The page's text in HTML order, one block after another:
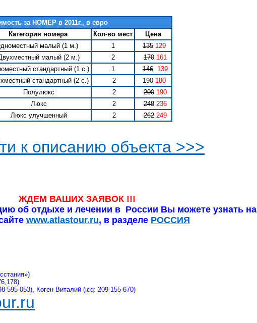
за НОМЕР в 2011г., в евро
Категория номера
Кол-во мест
Цена
малый (1 м.)
1 135 129
малый (2 м.)
2 170 161
стандартный (1 с.)
1 146 139
стандартный (2 с.)
2 190 180
Полулюкс
2 200 190
Люкс
2 248 236
Люкс улучшенный
2 262 249
к описанию объекта >>>
ЖДЕМ ВАШИХ ЗАЯВОК !!!
об отдыхе и лечении в России Вы можете узнать на
www.atlastour.ru, в разделе РОССИЯ
595-053), Коген Виталий (icq: 209-155-670)